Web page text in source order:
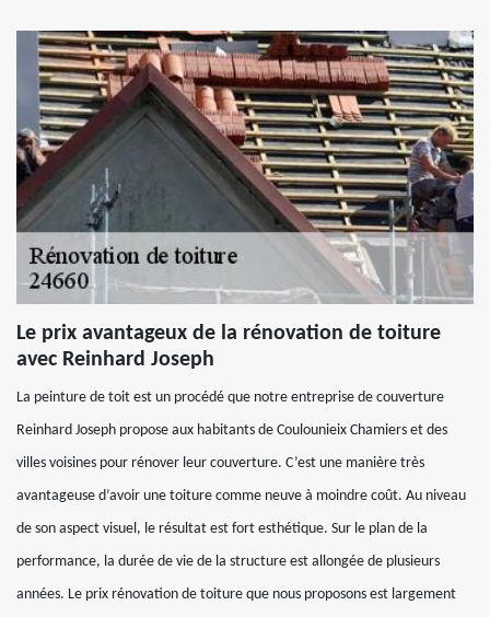
Le prix avantageux de la rénovation de toiture
avec Reinhard Joseph
La peinture de toit est un procédé que notre entreprise de couverture
Reinhard Joseph propose aux habitants de Coulounieix Chamiers et des
villes voisines pour rénover leur couverture. C’est une manière très
avantageuse d’avoir une toiture comme neuve à moindre coût. Au niveau
de son aspect visuel, le résultat est fort esthétique. Sur le plan de la
performance, la durée de vie de la structure est allongée de plusieurs
années. Le prix rénovation de toiture que nous proposons est largement